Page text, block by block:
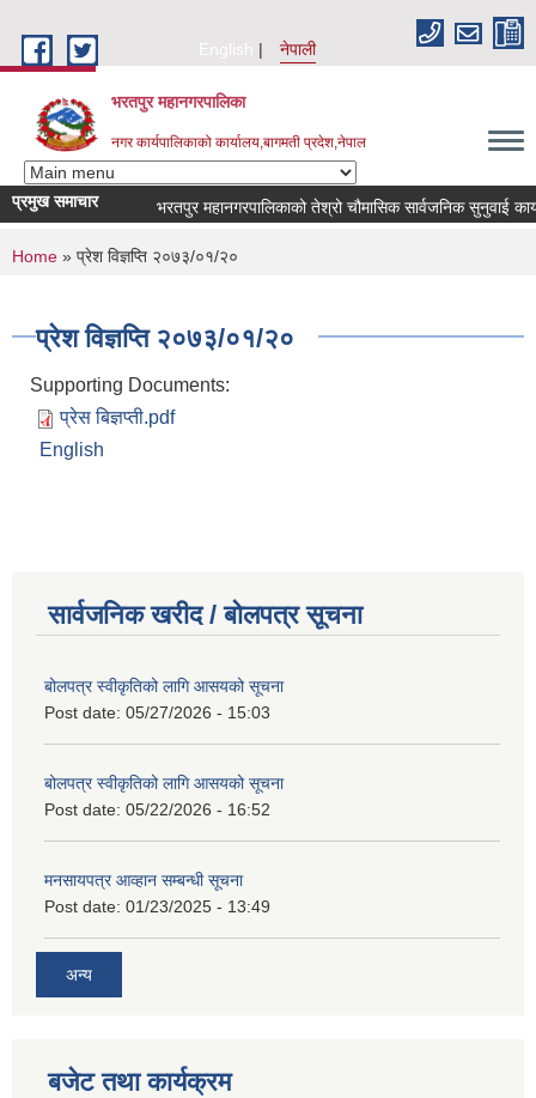
English
नेपाली
भरतपुर महानगरपालिका
नगर कार्यपालिकाको कार्यालय,बागमती प्रदेश,नेपाल
प्रमुख समाचार भरतपुर महानगरपालिकाको तेश्रो चौमासिक सार्वजनिक सुनुवाई
You are here
Home » प्रेश विज्ञप्ति २०७३/०१/२०
प्रेश विज्ञप्ति २०७३/०१/२०
Supporting Documents:
प्रेस बिज्ञप्ती.pdf
English
सार्वजनिक खरीद / बोलपत्र सूचना
बोलपत्र स्वीकृतिको लागि आसयको सूचना
Post date: 05/27/2026 - 15:03
बोलपत्र स्वीकृतिको लागि आसयको सूचना
Post date: 05/22/2026 - 16:52
मनसायपत्र आव्हान सम्बन्धी सूचना
Post date: 01/23/2025 - 13:49
अन्य
बजेट तथा कार्यक्रम